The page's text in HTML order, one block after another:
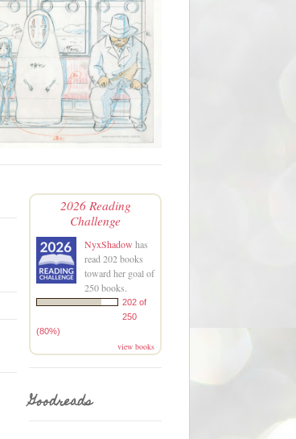
2026 Reading
Challenge
NyxShadow has
read 202 books
toward her goal of
250 books.
202 of
250
(80%)
view books
Goodreads